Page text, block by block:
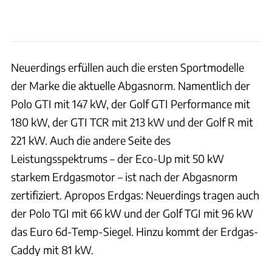
Neuerdings erfüllen auch die ersten Sportmodelle
der Marke die aktuelle Abgasnorm. Namentlich der
Polo GTI mit 147 kW, der Golf GTI Performance mit
180 kW, der GTI TCR mit 213 kW und der Golf R mit
221 kW. Auch die andere Seite des
Leistungsspektrums – der Eco-Up mit 50 kW
starkem Erdgasmotor – ist nach der Abgasnorm
zertifiziert. Apropos Erdgas: Neuerdings tragen auch
der Polo TGI mit 66 kW und der Golf TGI mit 96 kW
das Euro 6d-Temp-Siegel. Hinzu kommt der Erdgas-
Caddy mit 81 kW.